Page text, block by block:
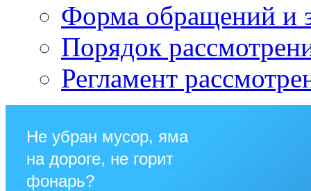
Форма обращений и
Порядок
Регламент
Не убран мусор, яма
на дороге, не горит
фонарь?